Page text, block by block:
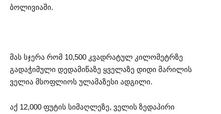
ბოლივიაში.
მას სჯერა რომ 10,500 კვადრატულ კილომეტრზე
გადაჭიმული დედამიწაზე ყველაზე დიდი მარილის
ველია მსოფლიოს ულამაზესი ადგილი.
აქ 12,000 ფუტის სიმაღლეზე, ველის ზედაპირი